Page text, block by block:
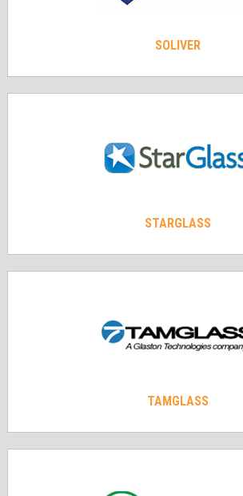
SOLIVER
STARGLASS
TAMGLASS